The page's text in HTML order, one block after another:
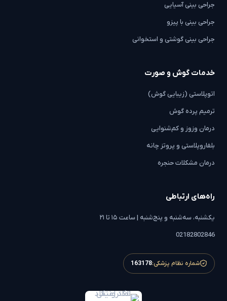
جراحی بینی آسیایی
جراحی بینی با پیزو
جراحی بینی گوشتی و استخوانی
خدمات گوش و صورت
اتوپلاستی (زیبایی گوش)
ترمیم پرده گوش
درمان وزوز و کم‌شنوایی
بلفاروپلاستی و پروتز چانه
درمان مشکلات حنجره
راه‌های ارتباطی
یکشنبه، سه‌شنبه و پنج‌شنبه | ساعت ۱۵ تا ۲۱
02182802846
شماره نظام پزشکی:163178